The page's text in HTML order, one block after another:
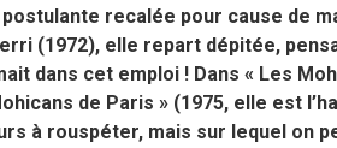
recalée pour cause de
(1972), elle repart dépitée,
dans cet emploi ! Dans « Les
de Paris » (1975, elle est
à rouspéter, mais sur lequel on